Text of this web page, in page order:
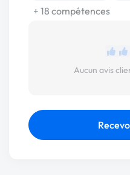
+ 18 compétences
Aucun avis